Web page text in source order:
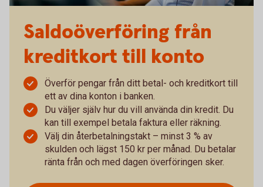
Saldoöverföring från
kreditkort till konto
Överför pengar från ditt betal- och kreditkort till
ett av dina konton i banken.
Du väljer själv hur du vill använda din kredit. Du
kan till exempel betala faktura eller räkning.
Välj din återbetalningstakt – minst 3 % av
skulden och lägst 150 kr per månad. Du betalar
ränta från och med dagen överföringen sker.